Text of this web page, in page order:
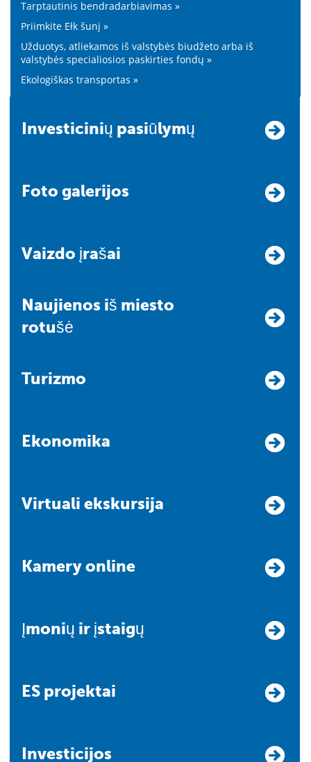
Tarptautinis bendradarbiavimas »
Priimkite Ełk šunį »
Užduotys, atliekamos iš valstybės biudžeto arba iš
valstybės specialiosios paskirties fondų »
Ekologiškas transportas »
Investicinių pasiūlymų
Foto galerijos
Vaizdo įrašai
Naujienos iš miesto
rotušė
Turizmo
Ekonomika
Virtuali ekskursija
Kamery online
Įmonių ir įstaigų
ES projektai
Investicijos